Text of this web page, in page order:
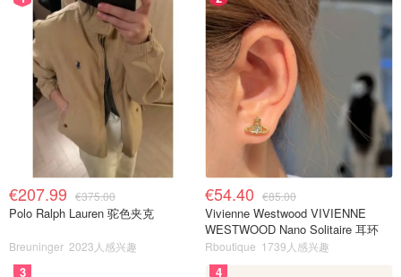
€207.99 €375.00
Polo Ralph Lauren 驼色夹克
Breuninger 2023人感兴趣
€54.40 €85.00
Vivienne Westwood VIVIENNE
WESTWOOD Nano Solitaire 耳环
Rboutique 1739人感兴趣
3 4